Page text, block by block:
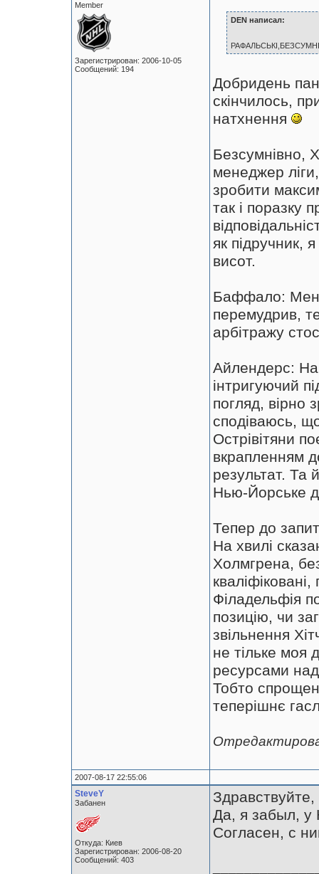
Member
Зарегистрирован: 2006-10-05
Сообщений: 194
DEN написал:
Добридень
скінчилось,
натхнення
Безсумнівно,
менеджер
зробити
так і поразку
як підручник,
висот.
Баффало:
перемудрив,
арбітражу
Айлендерс: На
інтригуючий
погляд,
сподіваюсь,
Острівітяни
вкрапленням
результат. Та
Нью-Йорське
Тепер до
На хвилі
Холмгрена,
Філадельфія
позицію, чи
звільнення
не тільке моя
ресурсами
Тобто
теперішнє
2007-08-17 22:55:06
SteveY
Забанен
Откуда: Киев
Зарегистрирован: 2006-08-20
Сообщений: 403
Да, я забыл,
Согласен, с